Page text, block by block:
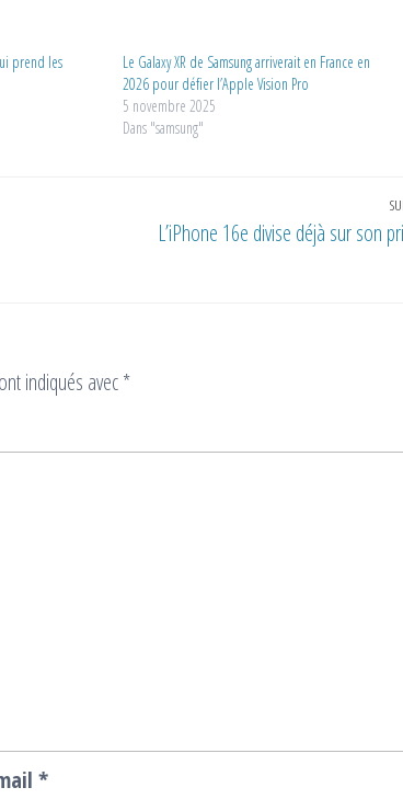
prend les
Le Galaxy XR de Samsung arriverait en France en
2026 pour défier l’Apple Vision Pro
5 novembre 2025
Dans "samsung"
L’iPhone 16e divise déjà sur son
indiqués avec*
*